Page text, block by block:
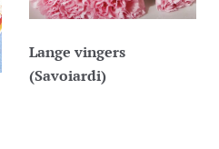
Lange vingers
(Savoiardi)